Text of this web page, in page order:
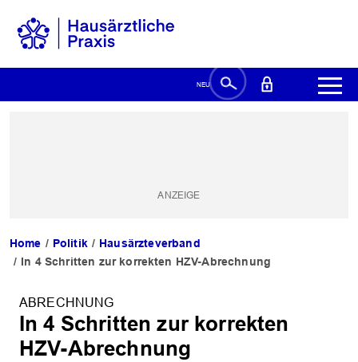
Home Politik
Hausärzteverband
In 4 Schritten zur korrekten HZV-Abrechnung
ABRECHNUNG
In 4 Schritten zur korrekten
HZV-Abrechnung